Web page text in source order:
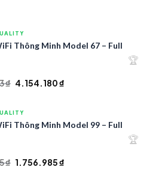
Thông Minh Model 67 – Full
₫ Giá
là:
4.890.563 ₫.
4.154.180₫
là:
🏆
Thông Minh Model 99 – Full
₫ Giá
1.756.985₫
🏆